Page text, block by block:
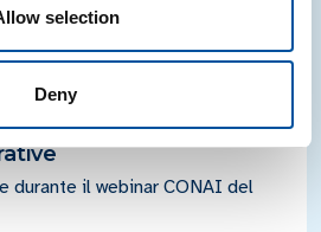
selection
Deny
di conformità:
durante il webinar CONAI del